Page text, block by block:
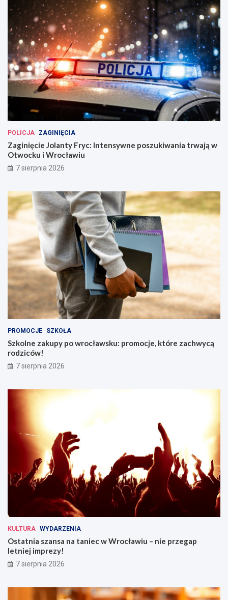
POLICJA ZAGINIĘCIA
Zaginięcie Jolanty Fryc: Intensywne poszukiwania trwają w
Otwocku i Wrocławiu
7 sierpnia 2026
PROMOCJE SZKOŁA
Szkolne zakupy po wrocławsku: promocje, które zachwycą
rodziców!
7 sierpnia 2026
KULTURA WYDARZENIA
Ostatnia szansa na taniec w Wrocławiu – nie przegap
letniej imprezy!
7 sierpnia 2026